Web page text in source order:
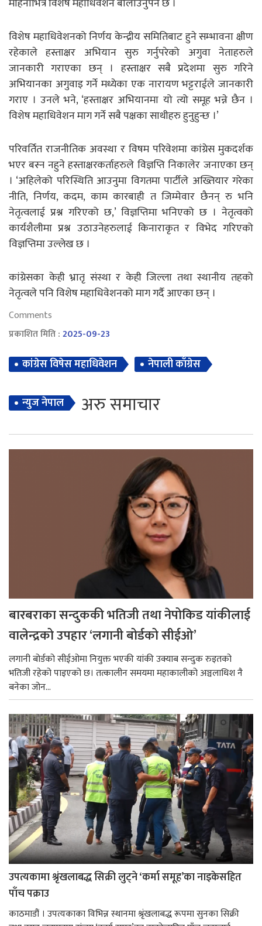
विशेष महाधिवेशनको निर्णय केन्द्रीय समितिबाट हुने सम्भावना क्षीण
रहेकाले हस्ताक्षर अभियान सुरु गर्नुपरेको अगुवा नेताहरुले
जानकारी गराएका छन् । हस्ताक्षर सबै प्रदेशमा सुरु गरिने
अभियानका अगुवाइ गर्ने मध्येका एक नारायण भट्टराईले जानकारी
गराए । उनले भने, ‘हस्ताक्षर अभियानमा यो त्यो समूह भन्ने छैन ।
विशेष महाधिवेशन माग गर्ने सबै पक्षका साथीहरु हुनुहुन्छ ।’
परिवर्तित राजनीतिक अवस्था र विषम परिवेशमा कांग्रेस मुकदर्शक
भएर बस्न नहुने हस्ताक्षरकर्ताहरुले विज्ञप्ति निकालेर जनाएका छन्
। ‘अहिलेको परिस्थिति आउनुमा विगतमा पार्टीले अख्तियार गरेका
नीति, निर्णय, कदम, काम कारबाही त जिम्मेवार छैनन् रु भनि
नेतृत्वलाई प्रश्न गरिएको छ,’ विज्ञप्तिमा भनिएको छ । नेतृत्वको
कार्यशैलीमा प्रश्न उठाउनेहरुलाई किनाराकृत र विभेद गरिएको
विज्ञप्तिमा उल्लेख छ ।
कांग्रेसका केही भ्रातृ संस्था र केही जिल्ला तथा स्थानीय तहको
नेतृत्वले पनि विशेष महाधिवेशनको माग गर्दै आएका छन् ।
Comments
प्रकाशित मिति :2025-09-23
कांग्रेस विषेस महाधिवेशन नेपाली काँग्रेस
न्युज नेपाल अरु समाचार
बारबराका सन्दुककी भतिजी तथा नेपोकिड यांकीलाई
वालेन्द्रको उपहार ‘लगानी बोर्डको सीईओ’
लगानी बोर्डको सीईओमा नियुक्त भएकी यांकी उक्याब सन्दुक रुइतको
भतिजी रहेको पाइएको छ। तत्कालीन समयमा महाकालीको अञ्चलाधिश नै
बनेका जोन...
उपत्यकामा श्रृंखलाबद्ध सिक्री लुट्ने ‘कर्मा समूह’का नाइकेसहित
पाँच पक्राउ
काठमाडौं । उपत्यकाका विभिन्न स्थानमा श्रृंखलाबद्ध रूपमा सुनका सिक्री